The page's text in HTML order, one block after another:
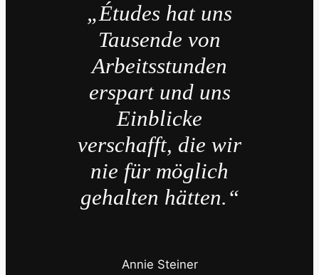
„Études hat uns
Tausende von
Arbeitsstunden
erspart und uns
Einblicke
verschafft, die wir
nie für möglich
gehalten hätten.“
Annie Steiner